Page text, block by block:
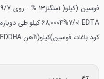
EDTA ا7/0%68,0004 کیلو طی دوبارمخصوص کشت پنبه
کود باغات فوسین)کیلو(1آهن EDDHAا 5/5% - منگنز5/3